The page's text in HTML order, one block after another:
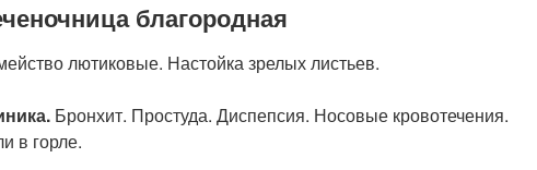
благородная
лютиковые. Настойка зрелых листьев.
Бронхит. Простуда. Диспепсия. Носовые кровотечения.
в горле.